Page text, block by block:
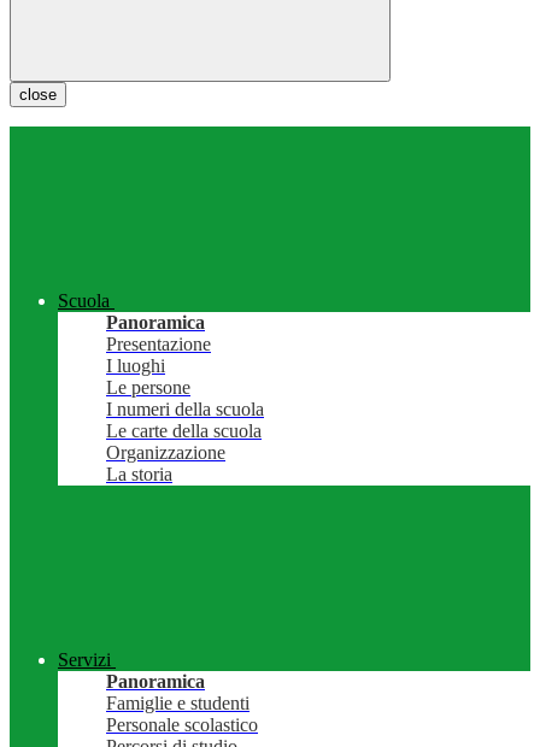
close
Scuola
Panoramica
Presentazione
I luoghi
Le persone
I numeri della scuola
Le carte della scuola
Organizzazione
La storia
Servizi
Panoramica
Famiglie e studenti
Personale scolastico